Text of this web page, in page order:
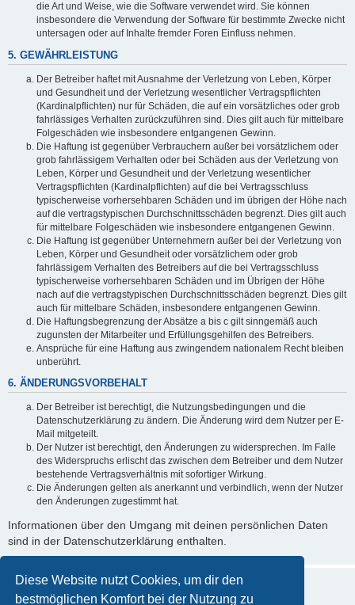
Diese Website nutzt Cookies, um dir den
bestmöglichen Komfort bei der Nutzung zu
die Art und Weise, wie die Software verwendet wird. Sie können
insbesondere die Verwendung der Software für bestimmte Zwecke nicht
untersagen oder auf Inhalte fremder Foren Einfluss nehmen.
5. GEWÄHRLEISTUNG
Der Betreiber haftet mit Ausnahme der Verletzung von Leben, Körper
und Gesundheit und der Verletzung wesentlicher Vertragspflichten
(Kardinalpflichten) nur für Schäden, die auf ein vorsätzliches oder grob
fahrlässiges Verhalten zurückzuführen sind. Dies gilt auch für mittelbare
Folgeschäden wie insbesondere entgangenen Gewinn.
Die Haftung ist gegenüber Verbrauchern außer bei vorsätzlichem oder
grob fahrlässigem Verhalten oder bei Schäden aus der Verletzung von
Leben, Körper und Gesundheit und der Verletzung wesentlicher
Vertragspflichten (Kardinalpflichten) auf die bei Vertragsschluss
typischerweise vorhersehbaren Schäden und im übrigen der Höhe nach
auf die vertragstypischen Durchschnittsschäden begrenzt. Dies gilt auch
für mittelbare Folgeschäden wie insbesondere entgangenen Gewinn.
Die Haftung ist gegenüber Unternehmern außer bei der Verletzung von
Leben, Körper und Gesundheit oder vorsätzlichem oder grob
fahrlässigem Verhalten des Betreibers auf die bei Vertragsschluss
typischerweise vorhersehbaren Schäden und im Übrigen der Höhe
nach auf die vertragstypischen Durchschnittsschäden begrenzt. Dies gilt
auch für mittelbare Schäden, insbesondere entgangenen Gewinn.
Die Haftungsbegrenzung der Absätze a bis c gilt sinngemäß auch
zugunsten der Mitarbeiter und Erfüllungsgehilfen des Betreibers.
Ansprüche für eine Haftung aus zwingendem nationalem Recht bleiben
unberührt.
6. ÄNDERUNGSVORBEHALT
Der Betreiber ist berechtigt, die Nutzungsbedingungen und die
Datenschutzerklärung zu ändern. Die Änderung wird dem Nutzer per E-
Mail mitgeteilt.
Der Nutzer ist berechtigt, den Änderungen zu widersprechen. Im Falle
des Widerspruchs erlischt das zwischen dem Betreiber und dem Nutzer
bestehende Vertragsverhältnis mit sofortiger Wirkung.
Die Änderungen gelten als anerkannt und verbindlich, wenn der Nutzer
den Änderungen zugestimmt hat.
Informationen über den Umgang mit deinen persönlichen Daten
sind in der Datenschutzerklärung enthalten.